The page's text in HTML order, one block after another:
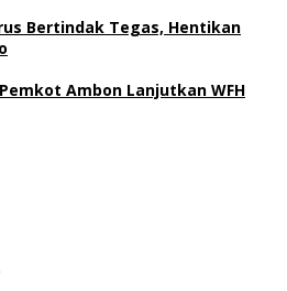
Bertindak Tegas, Hentikan
Ambon Lanjutkan WFH